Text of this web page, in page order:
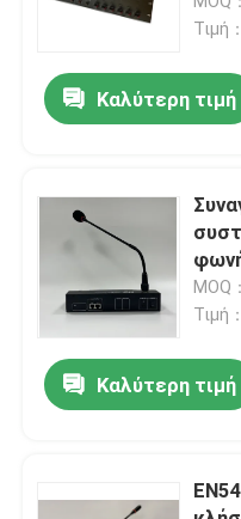
Γύρος εργοστασίων
Ποιοτικός έλεγχος
Μας ελάτε σε επαφή
Ειδήσεις
Ενισχυτής
Τιμή
Καλύτερη τιμή
MOQ
Τιμή
Καλύτερη τιμή